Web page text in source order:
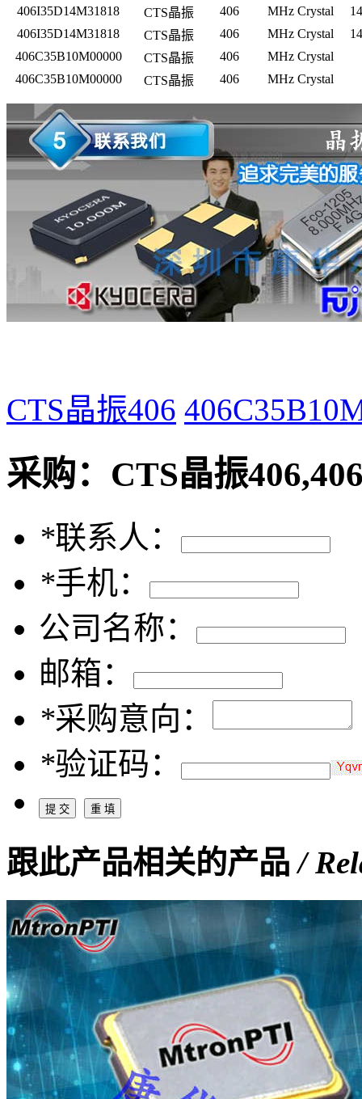
406I35D14M31818
CTS晶振 406 MHz Crystal
406I35D14M31818
CTS晶振 406 MHz Crystal
406C35B10M00000
CTS晶振 406
MHz Crystal
406C35B10M00000
CTS晶振 406 MHz Crystal
CTS晶振406
采购： CTS晶振
*联系人：
*手机：
公司名称：
邮箱：
*采购意向：
*验证码：
跟此产品相关的产品/